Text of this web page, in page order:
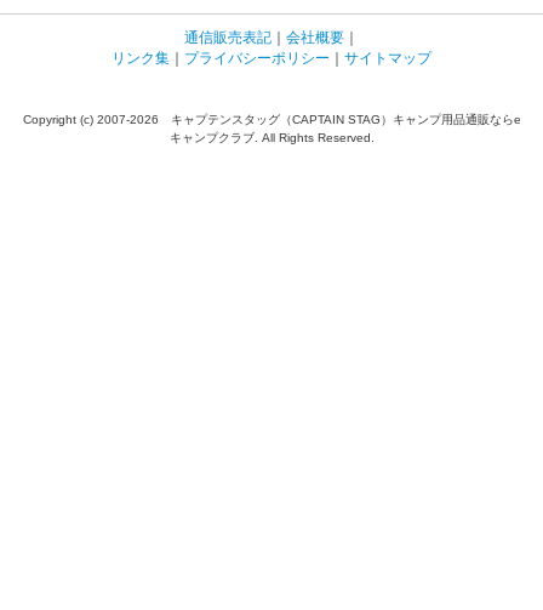
通信販売表記 ｜ 会社概要 ｜
リンク集 ｜ プライバシーポリシー ｜ サイトマップ
Copyright (c) 2007-2026 キャプテンスタッグ（CAPTAIN STAG）キャンプ用品通販ならe
キャンプクラブ. All Rights Reserved.